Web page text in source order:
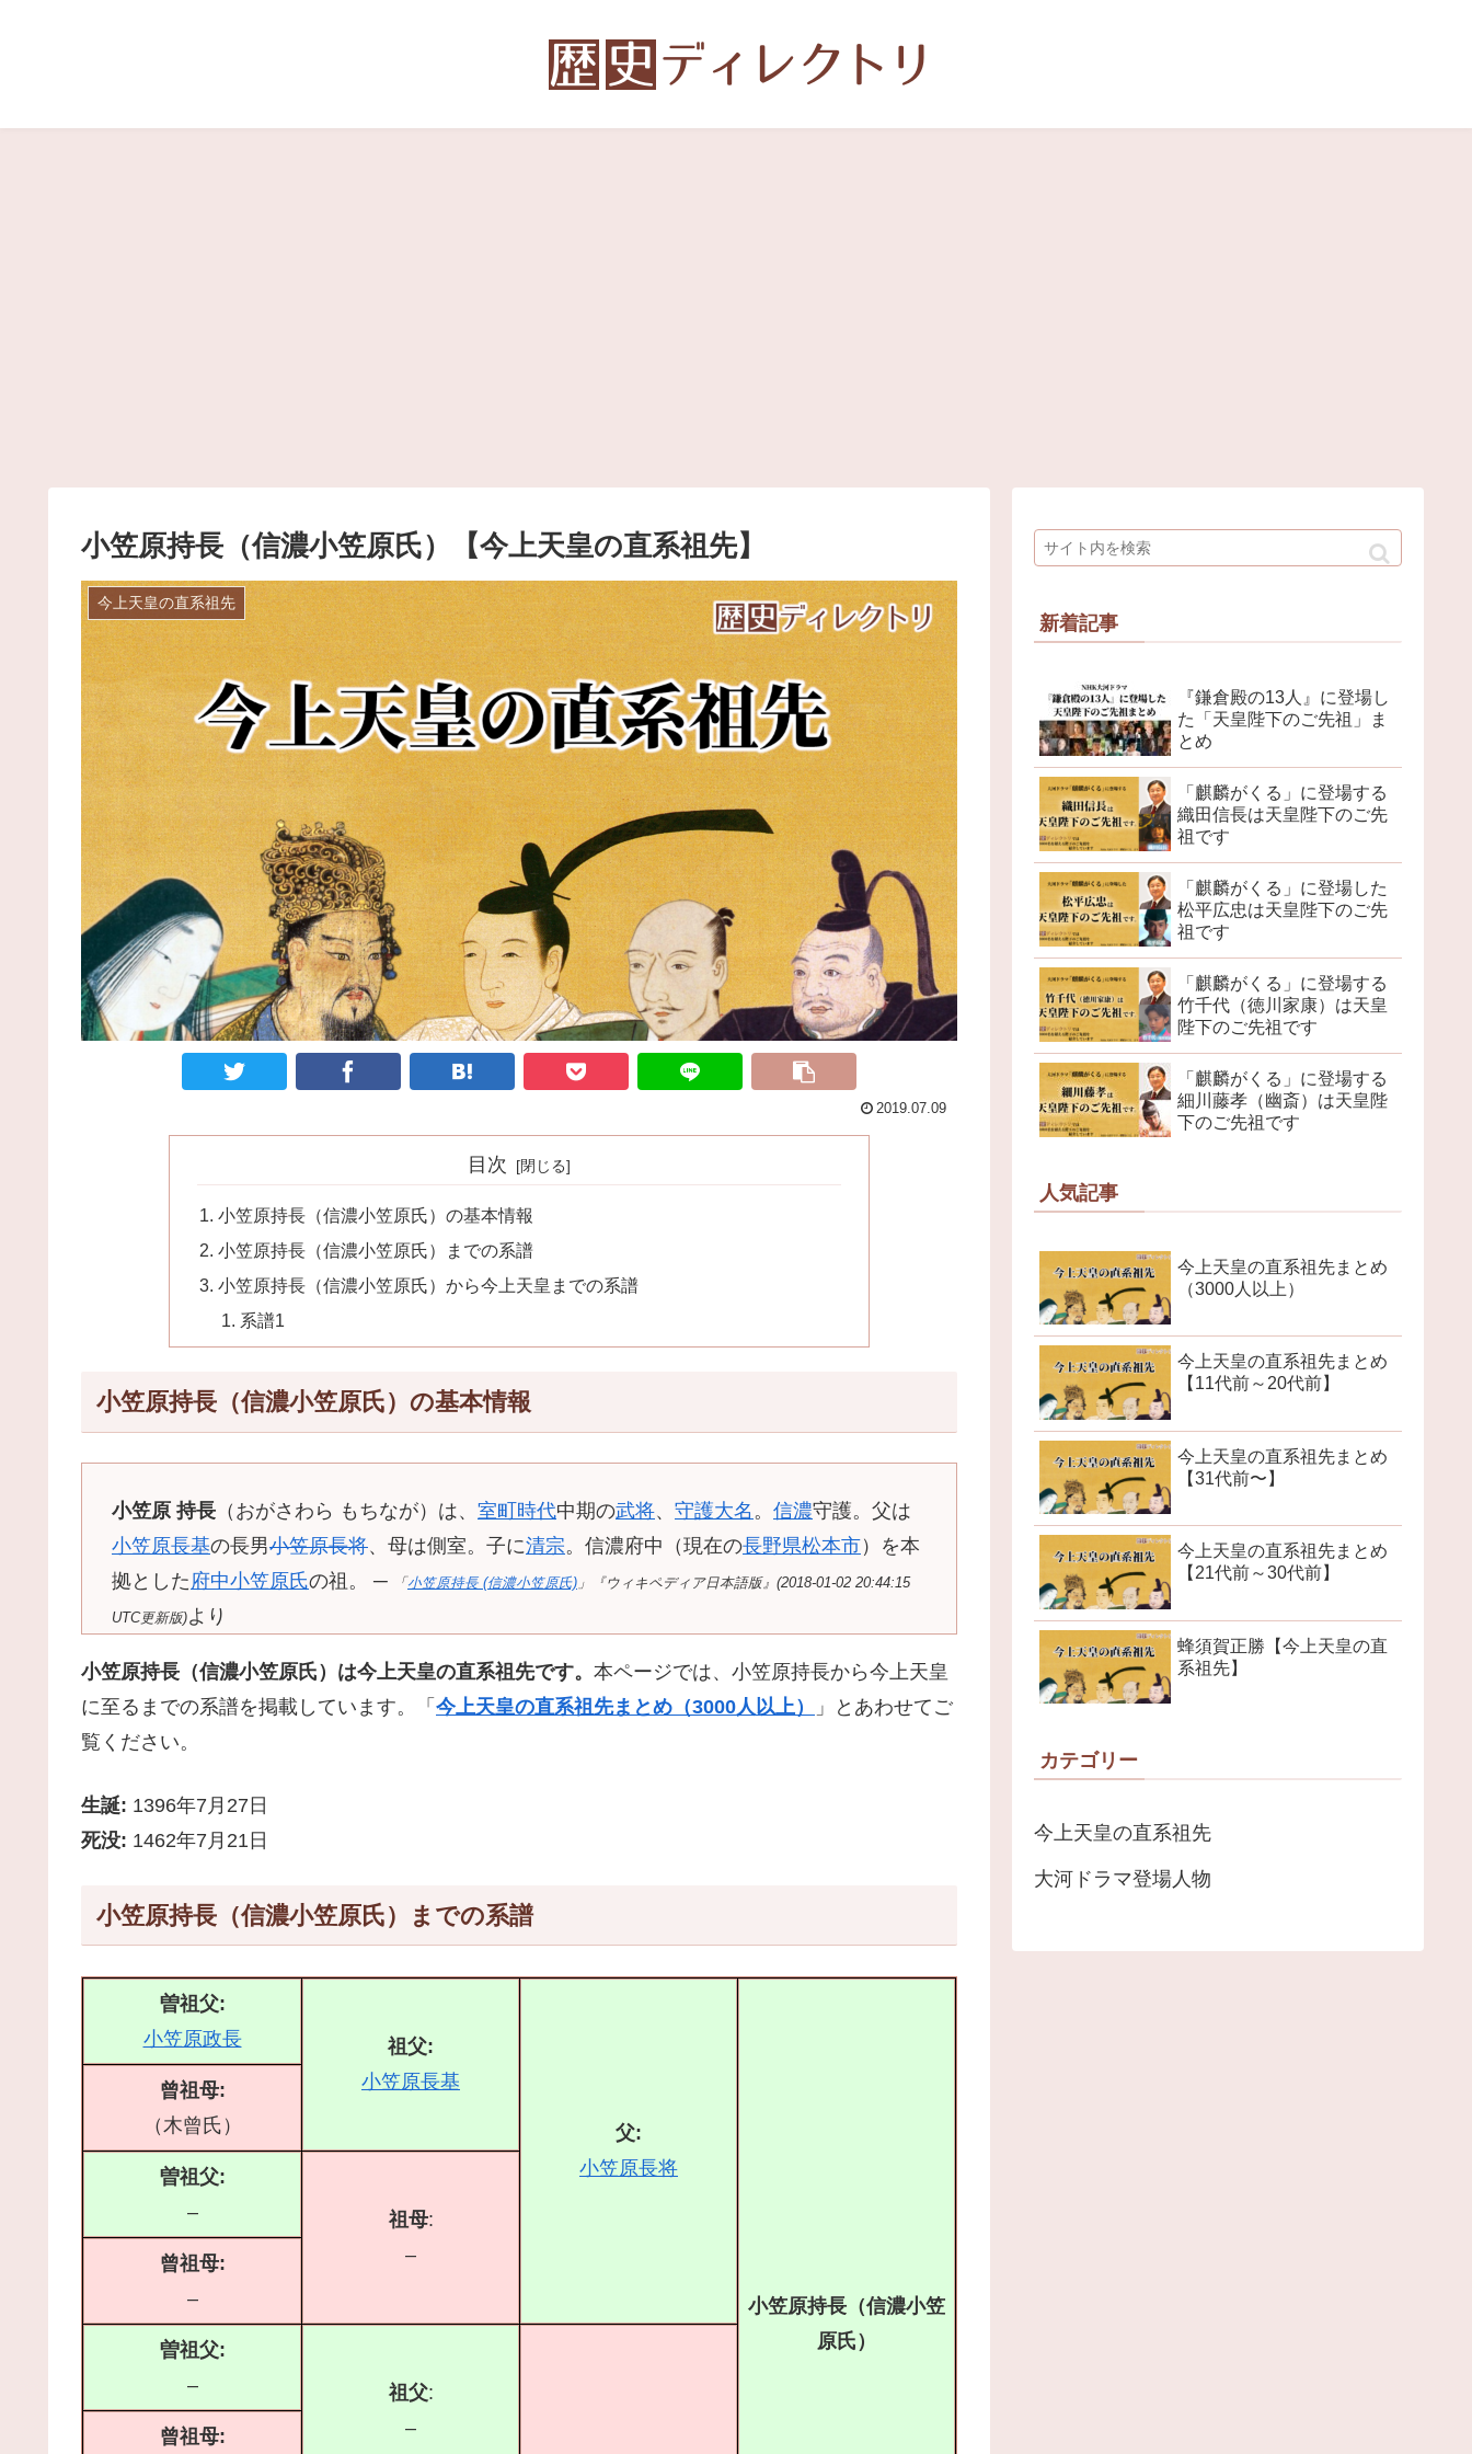
小笠原持長（信濃小笠原氏）【今上天皇の直系祖先】
今上天皇の直系祖先
2019.07.09
目次
小笠原持長（信濃小笠原氏）の基本情報
小笠原持長（信濃小笠原氏）までの系譜
小笠原持長（信濃小笠原氏）から今上天皇までの系譜
系譜1
小笠原持長（信濃小笠原氏）の基本情報
小笠原 持長 （おがさわら もちなが）は、 室町時代中期の武将、 守護大名 。 信濃守護。父は
小笠原長基の長男小笠原長将、母は側室。子に清宗。信濃府中（現在の長野県松本市）を本
拠とした府中小笠原氏の祖。 ─ 「 小笠原持長 (信濃小笠原氏) 」『ウィキペディア日本語版』(2018-01-02 20:44:15
UTC更新版)より
小笠原持長（信濃小笠原氏）は今上天皇の直系祖先です。 本ページでは、小笠原持長から今上天皇
に至るまでの系譜を掲載しています。「 今上天皇の直系祖先まとめ（3000人以上）
」とあわせてご
覧ください。
生誕: 1396年7月27日
死没: 1462年7月21日
小笠原持長（信濃小笠原氏）までの系譜
曽祖父:
小笠原政長
祖父:
小笠原長基
父:
小笠原長将
小笠原持長（信濃小笠
原氏）
曾祖母:
（木曾氏）
曽祖父:
–
祖母:
–
曾祖母:
–
曽祖父:
–
祖父:
–
曾祖母:
新着記事
『鎌倉殿の13人』に登場し
た「天皇陛下のご先祖」ま
とめ
「麒麟がくる」に登場する
織田信長は天皇陛下のご先
祖です
「麒麟がくる」に登場した
松平広忠は天皇陛下のご先
祖です
「麒麟がくる」に登場する
竹千代（徳川家康）は天皇
陛下のご先祖です
「麒麟がくる」に登場する
細川藤孝（幽斎）は天皇陛
下のご先祖です
人気記事
今上天皇の直系祖先まとめ
（3000人以上）
今上天皇の直系祖先まとめ
【11代前～20代前】
今上天皇の直系祖先まとめ
【31代前〜】
今上天皇の直系祖先まとめ
【21代前～30代前】
蜂須賀正勝【今上天皇の直
系祖先】
カテゴリー
今上天皇の直系祖先
大河ドラマ登場人物